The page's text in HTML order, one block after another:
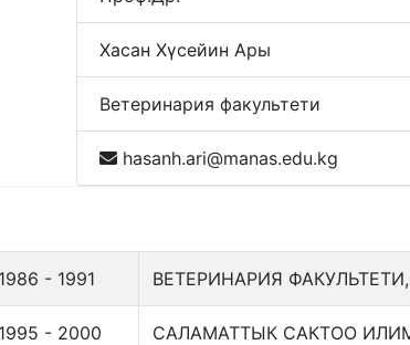
Хасан Хүсейин Ары
Ветеринария факультети
hasanh.ari@manas.edu.kg
1986 - 1991 ВЕТЕРИНАРИЯ
1995 - 2000 САЛАМАТТЫК САКТОО